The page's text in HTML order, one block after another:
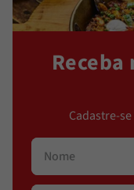
Cadastre-